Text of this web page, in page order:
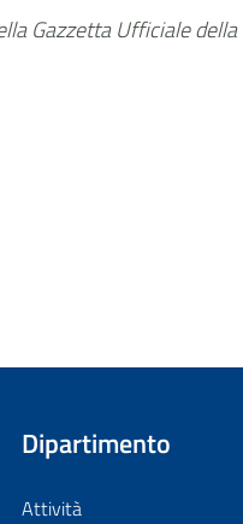
Gazzetta Ufficiale
Civile
Dipartimento
Attività